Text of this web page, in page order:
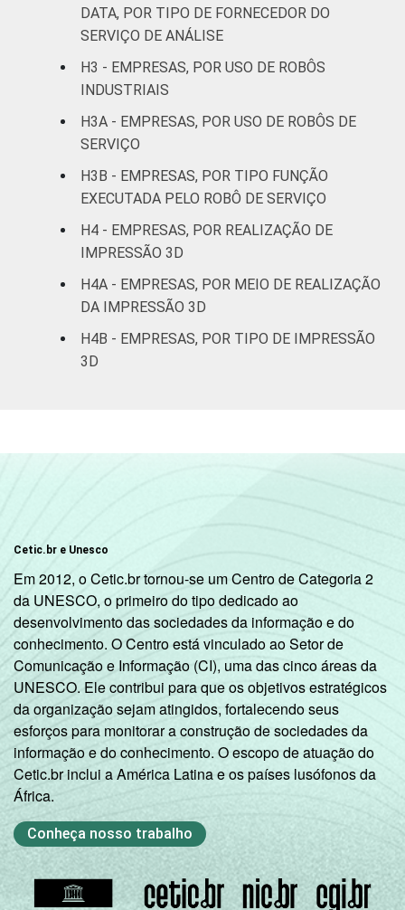
correio
alimentação
7
Informação e
23 77
Atividades
imobiliárias,
atividades
profissionais,
técnicas,
atividades
administrativas
10 89
Fonte: CGI.br/NIC.br, Centro Regional de
Estudos para o Desenvolvimento da
Sociedade da Informação (Cetic.br),
Pesquisa sobre o uso das tecnologias de
informação e comunicação nas empresas
brasileiras - TIC Empresas 2019.
DATA, POR TIPO DE FORNECEDOR DO
SERVIÇO DE ANÁLISE
H3 - EMPRESAS, POR USO DE ROBÔS
INDUSTRIAIS
H3A - EMPRESAS, POR USO DE ROBÔS DE
SERVIÇO
H3B - EMPRESAS, POR TIPO FUNÇÃO
EXECUTADA PELO ROBÔ DE SERVIÇO
H4 - EMPRESAS, POR REALIZAÇÃO DE
IMPRESSÃO 3D
H4A - EMPRESAS, POR MEIO DE REALIZAÇÃO
DA IMPRESSÃO 3D
H4B - EMPRESAS, POR TIPO DE IMPRESSÃO
3D
Cetic.br e Unesco
Em 2012, o Cetic.br tornou-se um Centro de Categoria 2
da UNESCO, o primeiro do tipo dedicado ao
desenvolvimento das sociedades da informação e do
conhecimento. O Centro está vinculado ao Setor de
Comunicação e Informação (CI), uma das cinco áreas da
UNESCO. Ele contribui para que os objetivos estratégicos
da organização sejam atingidos, fortalecendo seus
esforços para monitorar a construção de sociedades da
informação e do conhecimento. O escopo de atuação do
Cetic.br inclui a América Latina e os países lusófonos da
África.
Conheça nosso trabalho